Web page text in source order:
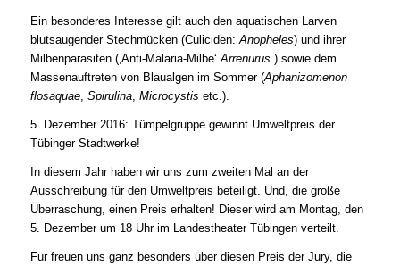
Ein besonderes Interesse gilt auch den aquatischen Larven
blutsaugender Stechmücken (Culiciden: Anopheles) und ihrer
Milbenparasiten (‚Anti-Malaria-Milbe‘ Arrenurus ) sowie dem
Massenauftreten von Blaualgen im Sommer (Aphanizomenon
flosaquae, Spirulina, Microcystis etc.).
5. Dezember 2016: Tümpelgruppe gewinnt Umweltpreis der
Tübinger Stadtwerke!
In diesem Jahr haben wir uns zum zweiten Mal an der
Ausschreibung für den Umweltpreis beteiligt. Und, die große
Überraschung, einen Preis erhalten! Dieser wird am Montag, den
5. Dezember um 18 Uhr im Landestheater Tübingen verteilt.
Für freuen uns ganz besonders über diesen Preis der Jury, die